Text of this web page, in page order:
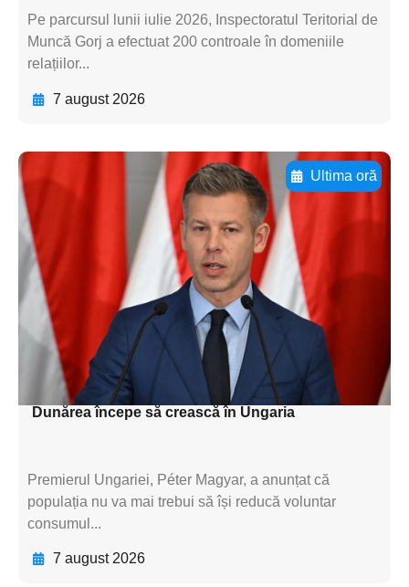
Pe parcursul lunii iulie 2026, Inspectoratul Teritorial de
Muncă Gorj a efectuat 200 controale în domeniile
relațiilor...
7 august 2026
Ultima oră
Adaugă aici textul pentru
subtitluAdaugă aici
textul pentru
subtitluAdaugă aici
textul pentru
subtitluAdaugă aici
textul pentru subti
Dunărea începe să crească în Ungaria
Premierul Ungariei, Péter Magyar, a anunțat că
populația nu va mai trebui să își reducă voluntar
consumul...
7 august 2026